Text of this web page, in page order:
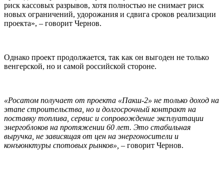
риск кассовых разрывов, хотя полностью не снимает риск
новых ограничений, удорожания и сдвига сроков реализации
проекта», – говорит Чернов.
Однако проект продолжается, так как он выгоден не только
венгерской, но и самой российской стороне.
«Росатом получает от проекта «Пакш-2» не только доход на
этапе строительства, но и долгосрочный контракт на
поставку топлива, сервис и сопровождение эксплуатации
энергоблоков на протяжении 60 лет. Это стабильная
выручка, не зависящая от цен на энергоносители и
конъюнктуры спотовых рынков», – говорит Чернов.